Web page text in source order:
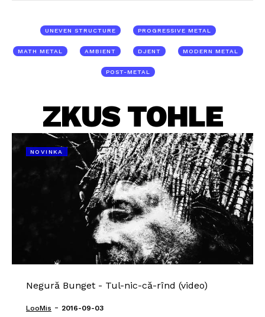
UNEVEN STRUCTURE PROGRESSIVE METAL
MATH METAL AMBIENT DJENT MODERN METAL
POST-METAL
ZKUS TOHLE
NOVINKA
Negură Bunget - Tul-nic-că-rînd (video)
LooMis - 2016-09-03